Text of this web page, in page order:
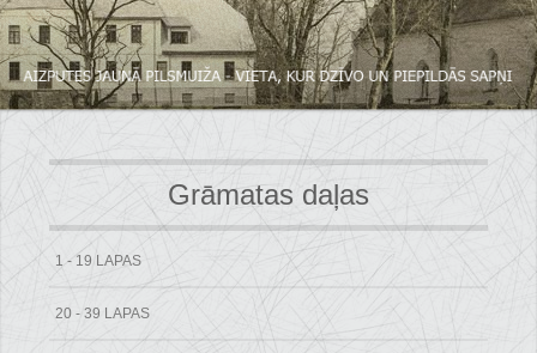
Grāmatas daļas
1 - 19 LAPAS
20 - 39 LAPAS